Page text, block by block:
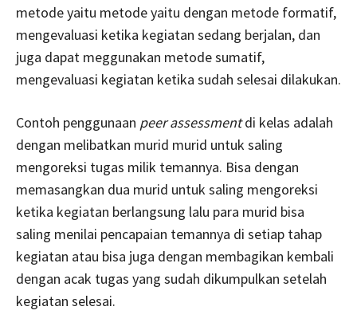
metode yaitu metode yaitu dengan metode formatif,
mengevaluasi ketika kegiatan sedang berjalan, dan
juga dapat meggunakan metode sumatif,
mengevaluasi kegiatan ketika sudah selesai dilakukan.
Contoh penggunaan peer assessmentdi kelas adalah
dengan melibatkan murid murid untuk saling
mengoreksi tugas milik temannya. Bisa dengan
memasangkan dua murid untuk saling mengoreksi
ketika kegiatan berlangsung lalu para murid bisa
saling menilai pencapaian temannya di setiap tahap
kegiatan atau bisa juga dengan membagikan kembali
dengan acak tugas yang sudah dikumpulkan setelah
kegiatan selesai.